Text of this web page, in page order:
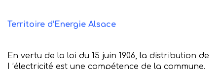
Territoire d’Energie Alsace
En vertu de la loi du 15 juin 1906, la distribution de
I ’électricité est une compétence de la commune.